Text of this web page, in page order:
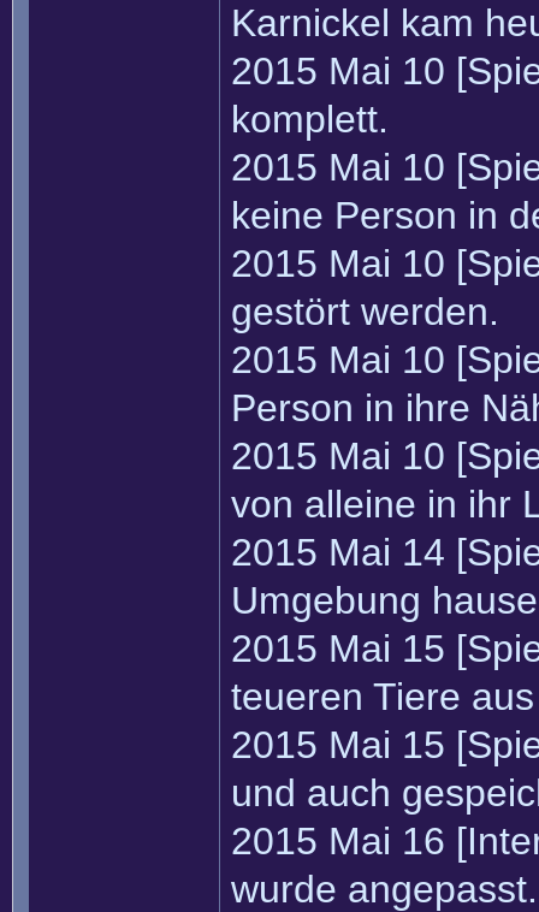
Karnickel kam
2015 Mai 10
komplett.
2015 Mai 10
keine Person in
2015 Mai 10
gestört werden.
2015 Mai 10
Person in ihre
2015 Mai 10
von alleine in ihr
2015 Mai 14
Umgebung
2015 Mai 15
teueren Tiere
2015 Mai 15
und auch
2015 Mai 16
wurde angepasst.